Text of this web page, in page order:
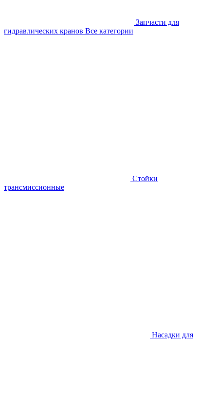
Запчасти для
гидравлических кранов Все категории
Стойки
трансмиссионные
Насадки для